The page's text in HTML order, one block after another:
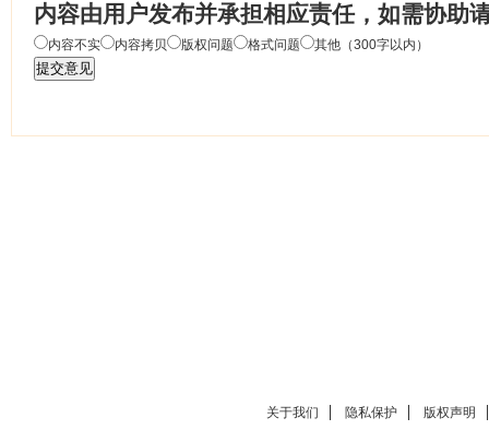
内容由用户发布并承担相应责任，如需协助
内容不实 内容拷贝 版权问题 格式问题 其他（300字以内）
关于我们 隐私保护
版权声明